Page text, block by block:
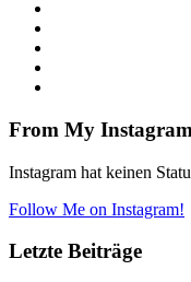
From My Instagram
Instagram hat keinen
Follow Me on Instagram!
Letzte Beiträge